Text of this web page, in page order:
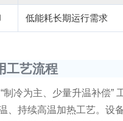
低能耗长期运行需求
工艺流程
制冷为主、少量升温补偿”
、持续高温加热工艺。设